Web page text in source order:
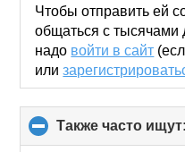
Чтобы отправить ей
общаться с тысячами
надо войти в сайт
или
Также часто ищут: